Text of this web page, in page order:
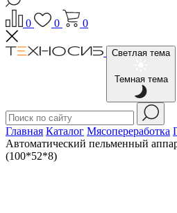
0 0 0
Светлая тема
Темная тема
Главная Каталог Мясопереработка
Автоматический пельменный
(100*52*8)